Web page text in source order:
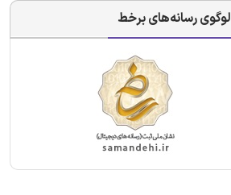
لوگوی رسانه‌های برخط